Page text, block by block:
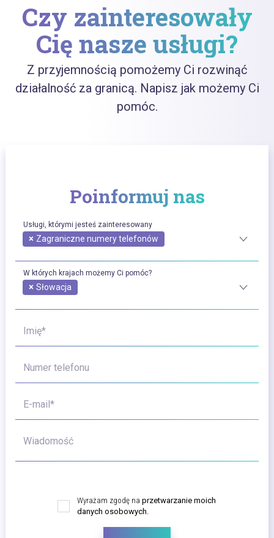
Czy zainteresowały
Cię nasze usługi?
Z przyjemnością pomożemy Ci rozwinąć
działalność za granicą. Napisz jak możemy Ci
pomóc.
Poinformuj nas
Usługi, którymi jesteś zainteresowany
× Zagraniczne numery telefonów
W których krajach możemy Ci pomóc?
× Słowacja
Imię*
Numer telefonu
E-mail*
Wiadomość
Wyrażam zgodę na przetwarzanie moich
danych osobowych.